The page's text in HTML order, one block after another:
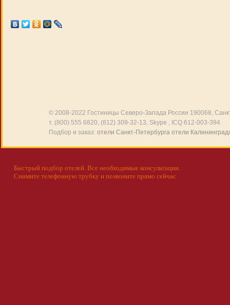
© 2008-2022 Гостиницы Северо-Запада России 190068,
т. (800) 555 6820, (812) 309-32-13, Skype , ICQ 612-003-394
Подбор и заказ: отели Санкт-Петербурга отели
Быстрый подбор отелей. Все необходимые консультации.
Снимите телефонную трубку и позвоните прямо сейчас